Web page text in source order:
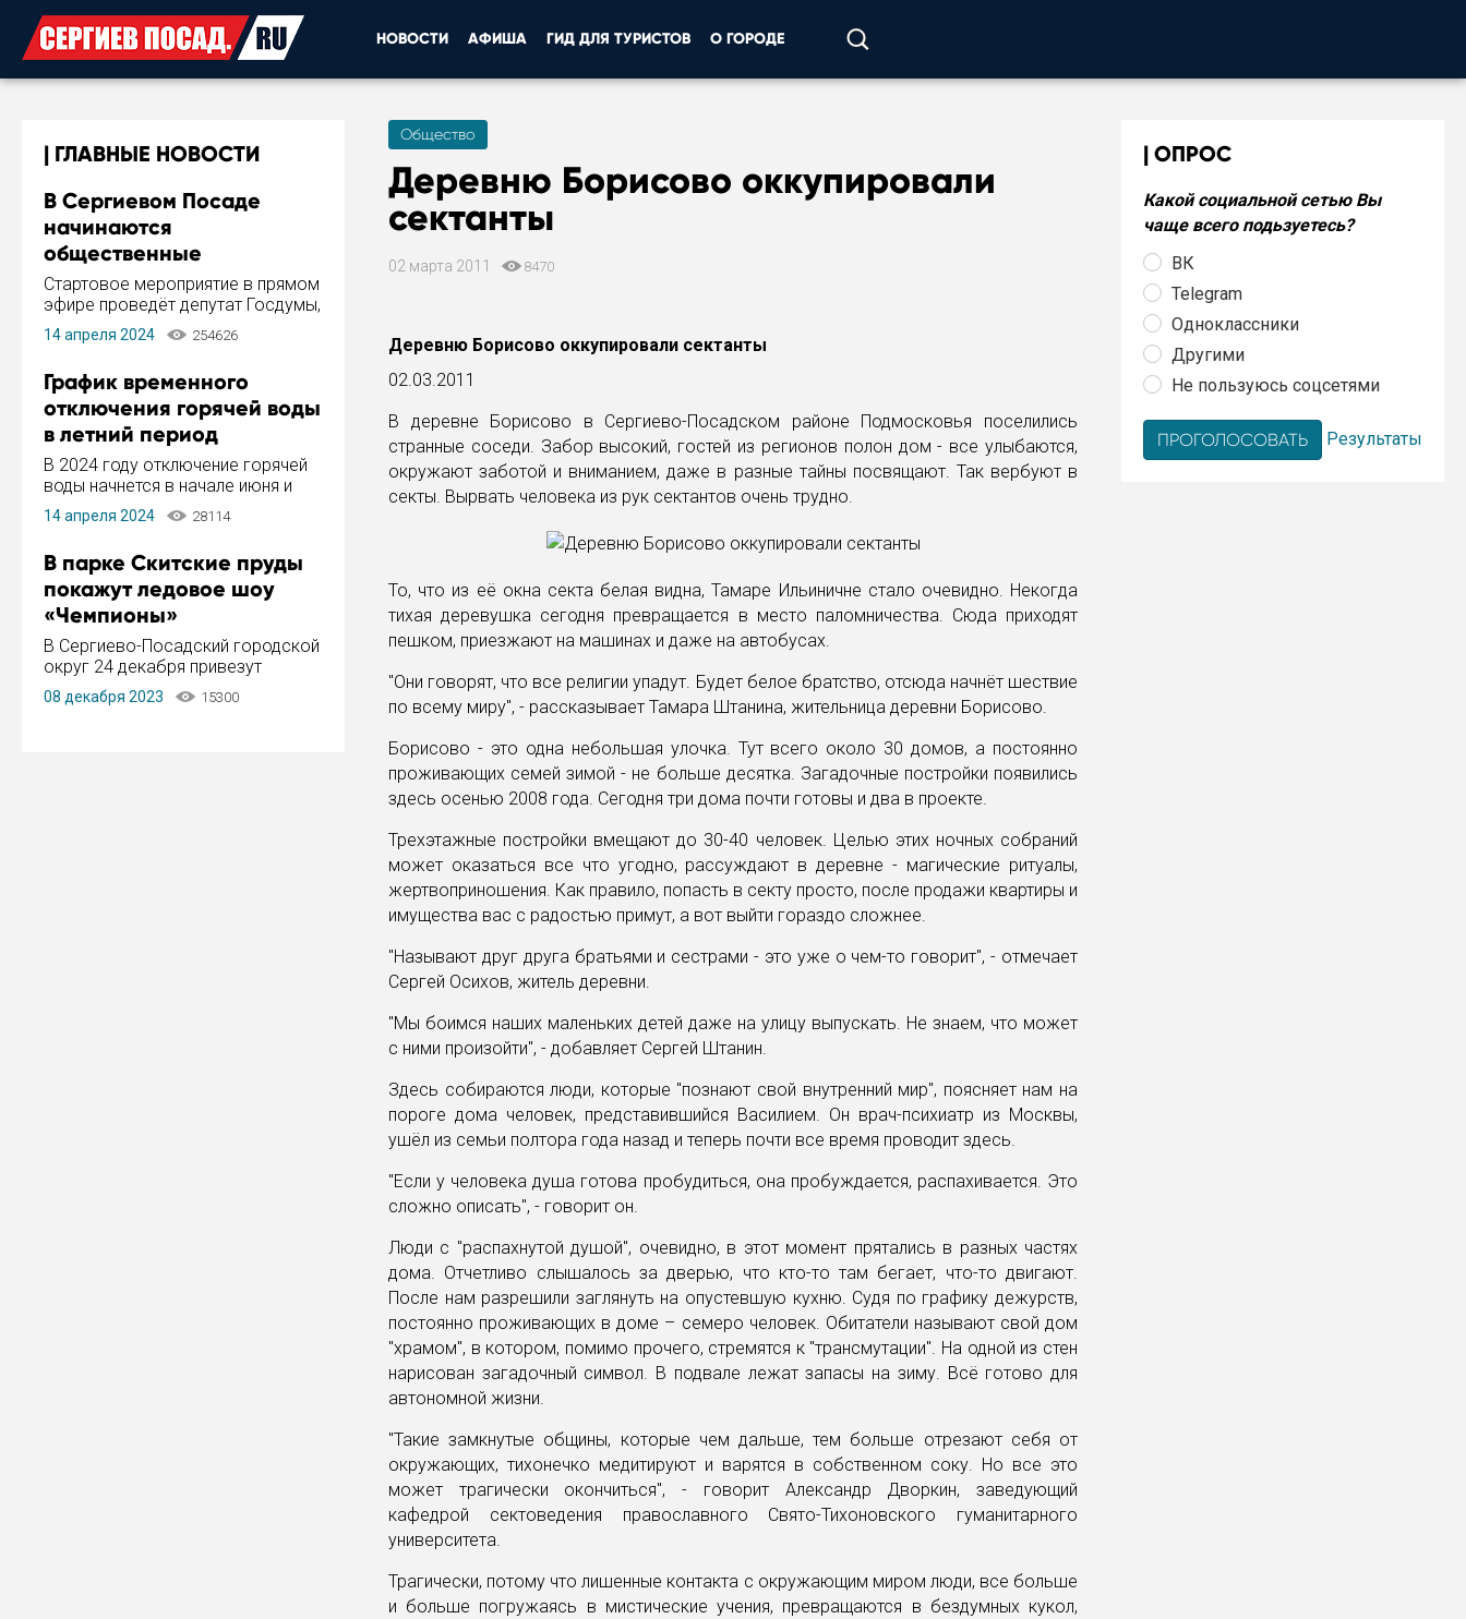
НОВОСТИ АФИША ГИД ДЛЯ ТУРИСТОВ О ГОРОДЕ
ГЛАВНЫЕ НОВОСТИ
В Сергиевом Посаде
начинаются
общественные
обсуждения Стратегии
развития города
Стартовое мероприятие в прямом
эфире проведёт депутат Госдумы,
инициатор и автор Концепции
развития Сергиева Посада и
Пахомов.
14 апреля 2024 254626
График временного
отключения горячей воды
в летний период
В 2024 году отключение горячей
воды начнется в начале июня и
завершится в конце августа.
Период отключения составит не
14 апреля 2024 28114
В парке Скитские пруды
покажут ледовое шоу
«Чемпионы»
В Сергиево-Посадский городской
округ 24 декабря привезут
ледовый тур «Чемпионы»
заслуженного мастера спорта,
08 декабря 2023 15300
Общество
Деревню Борисово оккупировали
сектанты
02 марта 2011 8470
Деревню Борисово оккупировали сектанты
02.03.2011
В деревне Борисово в Сергиево-Посадском районе Подмосковья поселились
странные соседи. Забор высокий, гостей из регионов полон дом - все улыбаются,
окружают заботой и вниманием, даже в разные тайны посвящают. Так вербуют в
секты. Вырвать человека из рук сектантов очень трудно.
То, что из её окна секта белая видна, Тамаре Ильиничне стало очевидно. Некогда
тихая деревушка сегодня превращается в место паломничества. Сюда приходят
пешком, приезжают на машинах и даже на автобусах.
"Они говорят, что все религии упадут. Будет белое братство, отсюда начнёт шествие
по всему миру", - рассказывает Тамара Штанина, жительница деревни Борисово.
Борисово - это одна небольшая улочка. Тут всего около 30 домов, а постоянно
проживающих семей зимой - не больше десятка. Загадочные постройки появились
здесь осенью 2008 года. Сегодня три дома почти готовы и два в проекте.
Трехэтажные постройки вмещают до 30-40 человек. Целью этих ночных собраний
может оказаться все что угодно, рассуждают в деревне - магические ритуалы,
жертвоприношения. Как правило, попасть в секту просто, после продажи квартиры и
имущества вас с радостью примут, а вот выйти гораздо сложнее.
"Называют друг друга братьями и сестрами - это уже о чем-то говорит", - отмечает
Сергей Осихов, житель деревни.
"Мы боимся наших маленьких детей даже на улицу выпускать. Не знаем, что может
с ними произойти", - добавляет Сергей Штанин.
Здесь собираются люди, которые "познают свой внутренний мир", поясняет нам на
пороге дома человек, представившийся Василием. Он врач-психиатр из Москвы,
ушёл из семьи полтора года назад и теперь почти все время проводит здесь.
"Если у человека душа готова пробудиться, она пробуждается, распахивается. Это
сложно описать", - говорит он.
Люди с "распахнутой душой", очевидно, в этот момент прятались в разных частях
дома. Отчетливо слышалось за дверью, что кто-то там бегает, что-то двигают.
После нам разрешили заглянуть на опустевшую кухню. Судя по графику дежурств,
постоянно проживающих в доме – семеро человек. Обитатели называют свой дом
"храмом", в котором, помимо прочего, стремятся к "трансмутации". На одной из стен
нарисован загадочный символ. В подвале лежат запасы на зиму. Всё готово для
автономной жизни.
"Такие замкнутые общины, которые чем дальше, тем больше отрезают себя от
окружающих, тихонечко медитируют и варятся в собственном соку. Но все это
может трагически окончиться", - говорит Александр Дворкин, заведующий
кафедрой сектоведения православного Свято-Тихоновского гуманитарного
университета.
Трагически, потому что лишенные контакта с окружающим миром люди, все больше
и больше погружаясь в мистические учения, превращаются в бездумных кукол,
ОПРОС
Какой социальной сетью Вы
чаще всего подьзуетесь?
ВК
Telegram
Одноклассники
Другими
Не пользуюсь соцсетями
Результаты